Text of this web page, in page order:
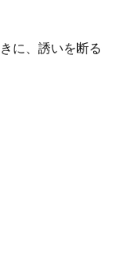
に、誘いを断る